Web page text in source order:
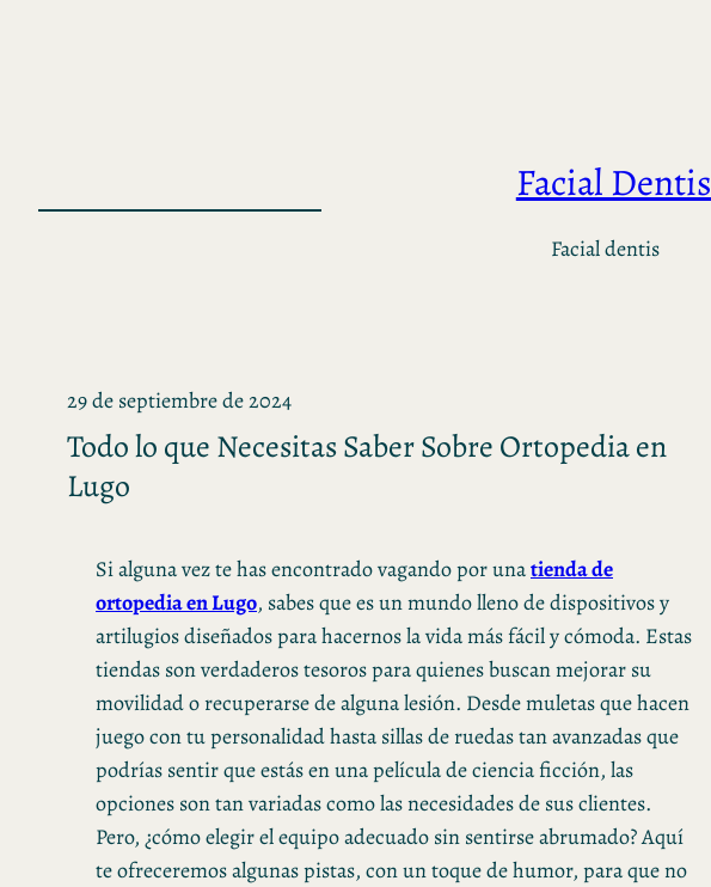
Facial Dentis
Facial dentis
29 de septiembre de 2024
Todo lo que Necesitas Saber Sobre Ortopedia en
Lugo
Si alguna vez te has encontrado vagando por unatienda de
ortopedia en Lugo, sabes que es un mundo lleno de dispositivos y
artilugios diseñados para hacernos la vida más fácil y cómoda. Estas
tiendas son verdaderos tesoros para quienes buscan mejorar su
movilidad o recuperarse de alguna lesión. Desde muletas que hacen
juego con tu personalidad hasta sillas de ruedas tan avanzadas que
podrías sentir que estás en una película de ciencia ficción, las
opciones son tan variadas como las necesidades de sus clientes.
Pero, ¿cómo elegir el equipo adecuado sin sentirse abrumado? Aquí
te ofreceremos algunas pistas, con un toque de humor, para que no